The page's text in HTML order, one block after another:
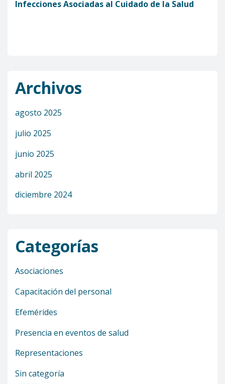
Infecciones Asociadas al Cuidado de la Salud
Archivos
agosto 2025
julio 2025
junio 2025
abril 2025
diciembre 2024
Categorías
Asociaciones
Capacitación del personal
Efemérides
Presencia en eventos de salud
Representaciones
Sin categoría